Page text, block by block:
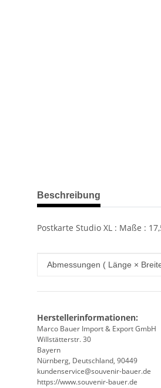
weitere Registerkarten anzeigen
Beschreibung
Postkarte Studio XL : Maße :
Produkteigenschaft
Wert
Abmessungen ( Länge ×
Herstellerinformationen:
Marco Bauer Import & Export GmbH
Willstätterstr. 30
Bayern
Nürnberg, Deutschland, 90449
kundenservice@souvenir-bauer.de
https://www.souvenir-bauer.de